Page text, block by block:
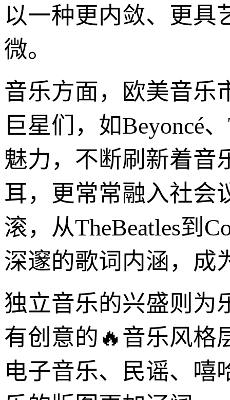
以一种更内敛、更具
微。
音乐方面，欧美音乐
巨星们，如Beyoncé
魅力，不断刷新着音
耳，更常常融入社会
滚，从TheBeatles到
深邃的歌词内涵，成
独立音乐的兴盛则为
有创意的🔥音乐风格
电子音乐、民谣、嘻